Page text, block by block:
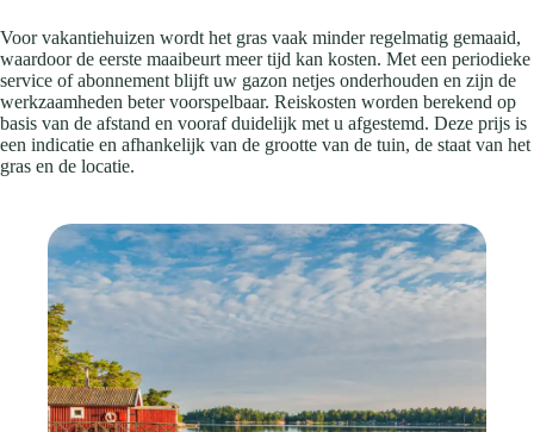
Voor vakantiehuizen wordt het gras vaak minder regelmatig gemaaid,
waardoor de eerste maaibeurt meer tijd kan kosten. Met een periodieke
service of abonnement blijft uw gazon netjes onderhouden en zijn de
werkzaamheden beter voorspelbaar. Reiskosten worden berekend op
basis van de afstand en vooraf duidelijk met u afgestemd. Deze prijs is
een indicatie en afhankelijk van de grootte van de tuin, de staat van het
gras en de locatie.